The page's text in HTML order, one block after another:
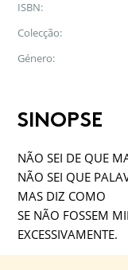
ISBN:
Colecção:
Género:
SINOPSE
NÃO SEI DE QUE
NÃO SEI QUE
MAS DIZ COMO
SE NÃO FOSSEM
EXCESSIVAMENTE.